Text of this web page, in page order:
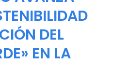
DEL
EN LA